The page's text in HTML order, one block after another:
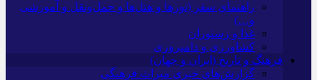
راهنمای سفر (تورها و هتل‌ها و حمل‌و‌نقل و آموزشی
و…)
غذا و رستوران
کشاورزی و دامپروری
فرهنگ و تاریخ (ایران و جهان)
گزارش‌های خبری میراث فرهنگی